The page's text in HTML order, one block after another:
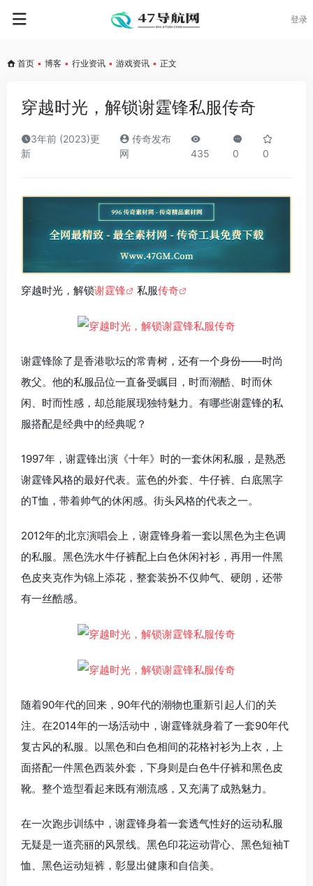
登录
首页 • 博客 • 行业资讯 • 游戏资讯 • 正文
穿越时光，解锁谢霆锋私服传奇
3年前 (2023)更
新
传奇发布
网
435 0 0
穿越时光，解锁谢霆锋 私服传奇
谢霆锋除了是香港歌坛的常青树，还有一个身份——时尚
教父。他的私服品位一直备受瞩目，时而潮酷、时而休
闲、时而性感，却总能展现独特魅力。有哪些谢霆锋的私
服搭配是经典中的经典呢？
1997年，谢霆锋出演《十年》时的一套休闲私服，是熟悉
谢霆锋风格的最好代表。蓝色的外套、牛仔裤、白底黑字
的T恤，带着帅气的休闲感。街头风格的代表之一。
2012年的北京演唱会上，谢霆锋身着一套以黑色为主色调
的私服。黑色洗水牛仔裤配上白色休闲衬衫，再用一件黑
色皮夹克作为锦上添花，整套装扮不仅帅气、硬朗，还带
有一丝酷感。
随着90年代的回来，90年代的潮物也重新引起人们的关
注。在2014年的一场活动中，谢霆锋就身着了一套90年代
复古风的私服。以黑色和白色相间的花格衬衫为上衣，上
面搭配一件黑色西装外套，下身则是白色牛仔裤和黑色皮
靴。整个造型看起来既有潮流感，又充满了成熟魅力。
在一次跑步训练中，谢霆锋身着一套透气性好的运动私服
无疑是一道亮丽的风景线。黑色印花运动背心、黑色短袖T
恤、黑色运动短裤，彰显出健康和自信美。